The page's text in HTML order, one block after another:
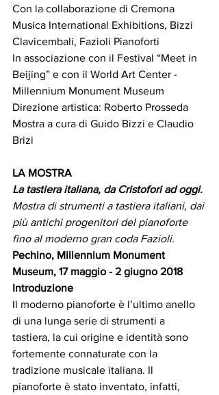
Con la collaborazione di Cremona
Musica International Exhibitions, Bizzi
Clavicembali, Fazioli Pianoforti
In associazione con il Festival “Meet in
Beijing” e con il World Art Center -
Millennium Monument Museum
Direzione artistica: Roberto Prosseda
Mostra a cura di Guido Bizzi e Claudio
Brizi
LA MOSTRA
La tastiera italiana, da Cristofori ad oggi.
Mostra di strumenti a tastiera italiani, dai
più antichi progenitori del pianoforte
fino al moderno gran coda Fazioli.
Pechino, Millennium Monument
Museum, 17 maggio - 2 giugno 2018
Introduzione
Il moderno pianoforte è l’ultimo anello
di una lunga serie di strumenti a
tastiera, la cui origine e identità sono
fortemente connaturate con la
tradizione musicale italiana. Il
pianoforte è stato inventato, infatti,